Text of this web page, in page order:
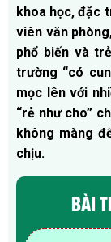
khoa học, đặc
viên văn
phổ biến và
trường “có
mọc lên với
“rẻ như cho”
không màng
chịu.
BÀI